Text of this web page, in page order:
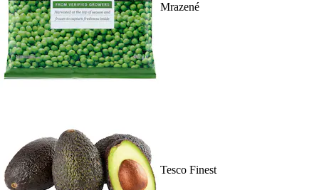
Mrazené
Tesco Finest